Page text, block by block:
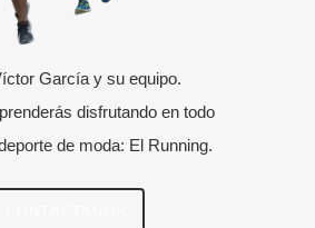
García y su equipo.
disfrutando en todo
de moda: El Running.